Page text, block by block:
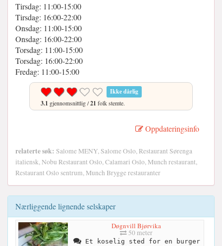
Tirsdag: 11:00-15:00
Tirsdag: 16:00-22:00
Onsdag: 11:00-15:00
Onsdag: 16:00-22:00
Torsdag: 11:00-15:00
Torsdag: 16:00-22:00
Fredag: 11:00-15:00
Ikke dårlig
3.1 gjennomsnittlig /21 folk stemte.
Oppdateringsinfo
relaterte søk: Salome MENY, Salome Oslo, Restaurant Sørenga
italiensk, Nobu Restaurant Oslo, Calamari Oslo, Munch restaurant,
Restaurant Oslo sentrum, Munch Brygge restauranter
Nærliggende lignende selskaper
Døgnvill Bjørvika
50 meter
Et koselig sted for en burger